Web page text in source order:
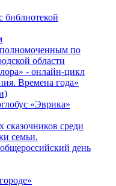
библиотекой
по
области
- онлайн-цикл
Времена года»
«Эврика»
среди
семьи.
день